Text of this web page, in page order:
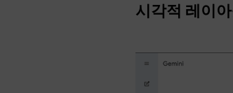
시각적 레이